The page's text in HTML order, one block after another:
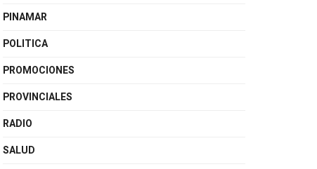
PINAMAR
POLITICA
PROMOCIONES
PROVINCIALES
RADIO
SALUD